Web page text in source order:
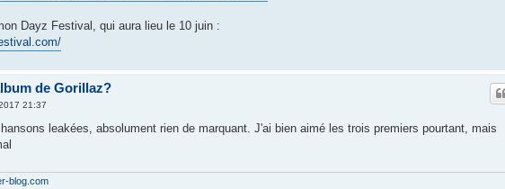
Dayz Festival, qui aura lieu le 10 juin :
de Gorillaz?
21:37
leakées, absolument rien de marquant. J'ai bien aimé les trois premiers pourtant, mais
blog.com